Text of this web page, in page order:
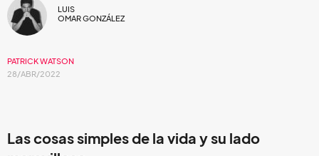
LUIS
OMAR GONZÁLEZ
PATRICK WATSON
28/ABR/2022
Las cosas simples de la vida y su lado